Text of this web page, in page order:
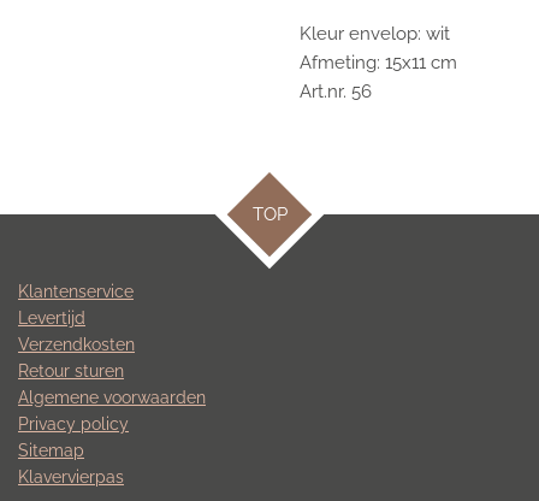
Kleur envelop: wit
Afmeting: 15x11 cm
Art.nr. 56
TOP
Klantenservice
Levertijd
Verzendkosten
Retour sturen
Algemene voorwaarden
Privacy policy
Sitemap
Klavervierpas